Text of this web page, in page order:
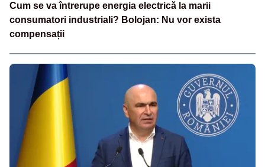
Cum se va întrerupe energia electrică la marii
consumatori industriali? Bolojan: Nu vor exista
compensații